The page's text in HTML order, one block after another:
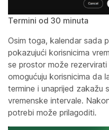
Termini od 30 minuta
Osim toga, kalendar sada
pokazujući korisnicima
se prostor može rezervirati
omogućuju korisnicima da
termine i unaprijed zakažu
vremenske intervale.
potrebi može prilagoditi.